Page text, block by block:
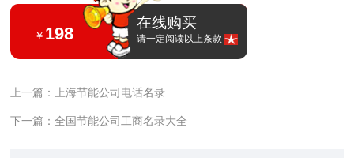
￥ 198
在线购买
请一定阅读以上条款
上一篇：上海节能公司电话名录
下一篇：全国节能公司工商名录大全